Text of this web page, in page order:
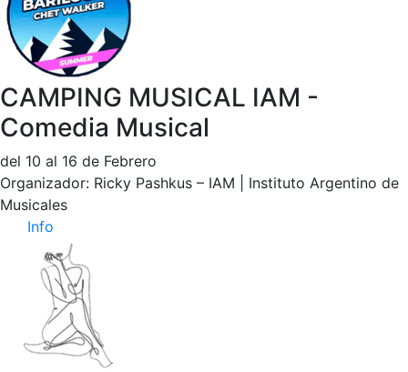
CAMPING MUSICAL IAM -
Comedia Musical
del 10 al 16 de Febrero
Organizador: Ricky Pashkus – IAM | Instituto Argentino de
Musicales
Info